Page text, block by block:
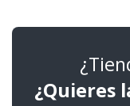
¿Quieres